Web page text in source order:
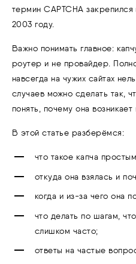
термин CAPTCHA закрепился
2003 году.
Важно понимать главное:
роутер и не провайдер.
навсегда на чужих сайтах
случаев можно сделать так,
понять, почему она
В этой статье разберёмся:
что такое капча
откуда она взялась и
когда и из-за чего она
что делать по шагам,
слишком часто;
ответы на частые